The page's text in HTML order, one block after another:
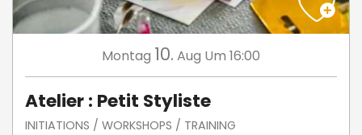
Montag 10. Aug Um 16:00
Atelier : Petit Styliste
INITIATIONS / WORKSHOPS / TRAINING